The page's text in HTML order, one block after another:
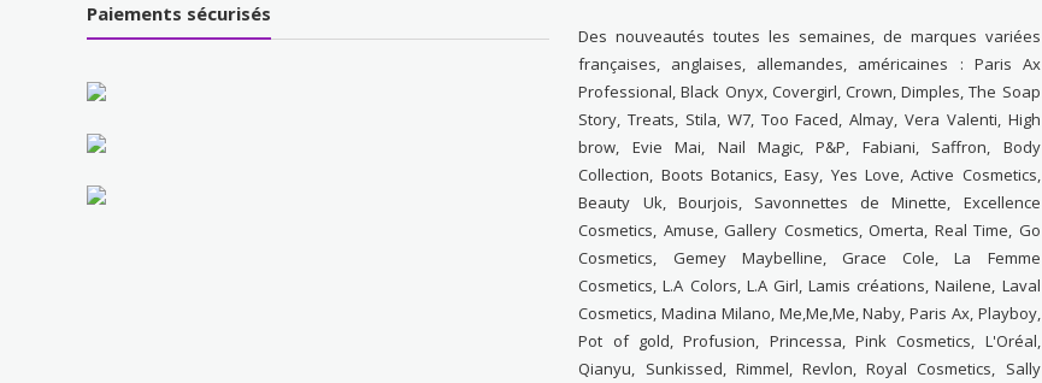
Paiements sécurisés
Des nouveautés toutes les semaines, de marques variées
françaises, anglaises, allemandes, américaines : Paris Ax
Professional, Black Onyx, Covergirl, Crown, Dimples, The Soap
Story, Treats, Stila, W7, Too Faced, Almay, Vera Valenti, High
brow, Evie Mai, Nail Magic, P&P, Fabiani, Saffron, Body
Collection, Boots Botanics, Easy, Yes Love, Active Cosmetics,
Beauty Uk, Bourjois, Savonnettes de Minette, Excellence
Cosmetics, Amuse, Gallery Cosmetics, Omerta, Real Time, Go
Cosmetics, Gemey Maybelline, Grace Cole, La Femme
Cosmetics, L.A Colors, L.A Girl, Lamis créations, Nailene, Laval
Cosmetics, Madina Milano, Me,Me,Me, Naby, Paris Ax, Playboy,
Pot of gold, Profusion, Princessa, Pink Cosmetics, L'Oréal,
Qianyu, Sunkissed, Rimmel, Revlon, Royal Cosmetics, Sally